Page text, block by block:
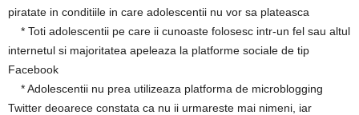
piratate in conditiile in care adolescentii nu vor sa plateasca
* Toti adolescentii pe care ii cunoaste folosesc intr-un fel sau altul
internetul si majoritatea apeleaza la platforme sociale de tip
Facebook
* Adolescentii nu prea utilizeaza platforma de microblogging
Twitter deoarece constata ca nu ii urmareste mai nimeni, iar